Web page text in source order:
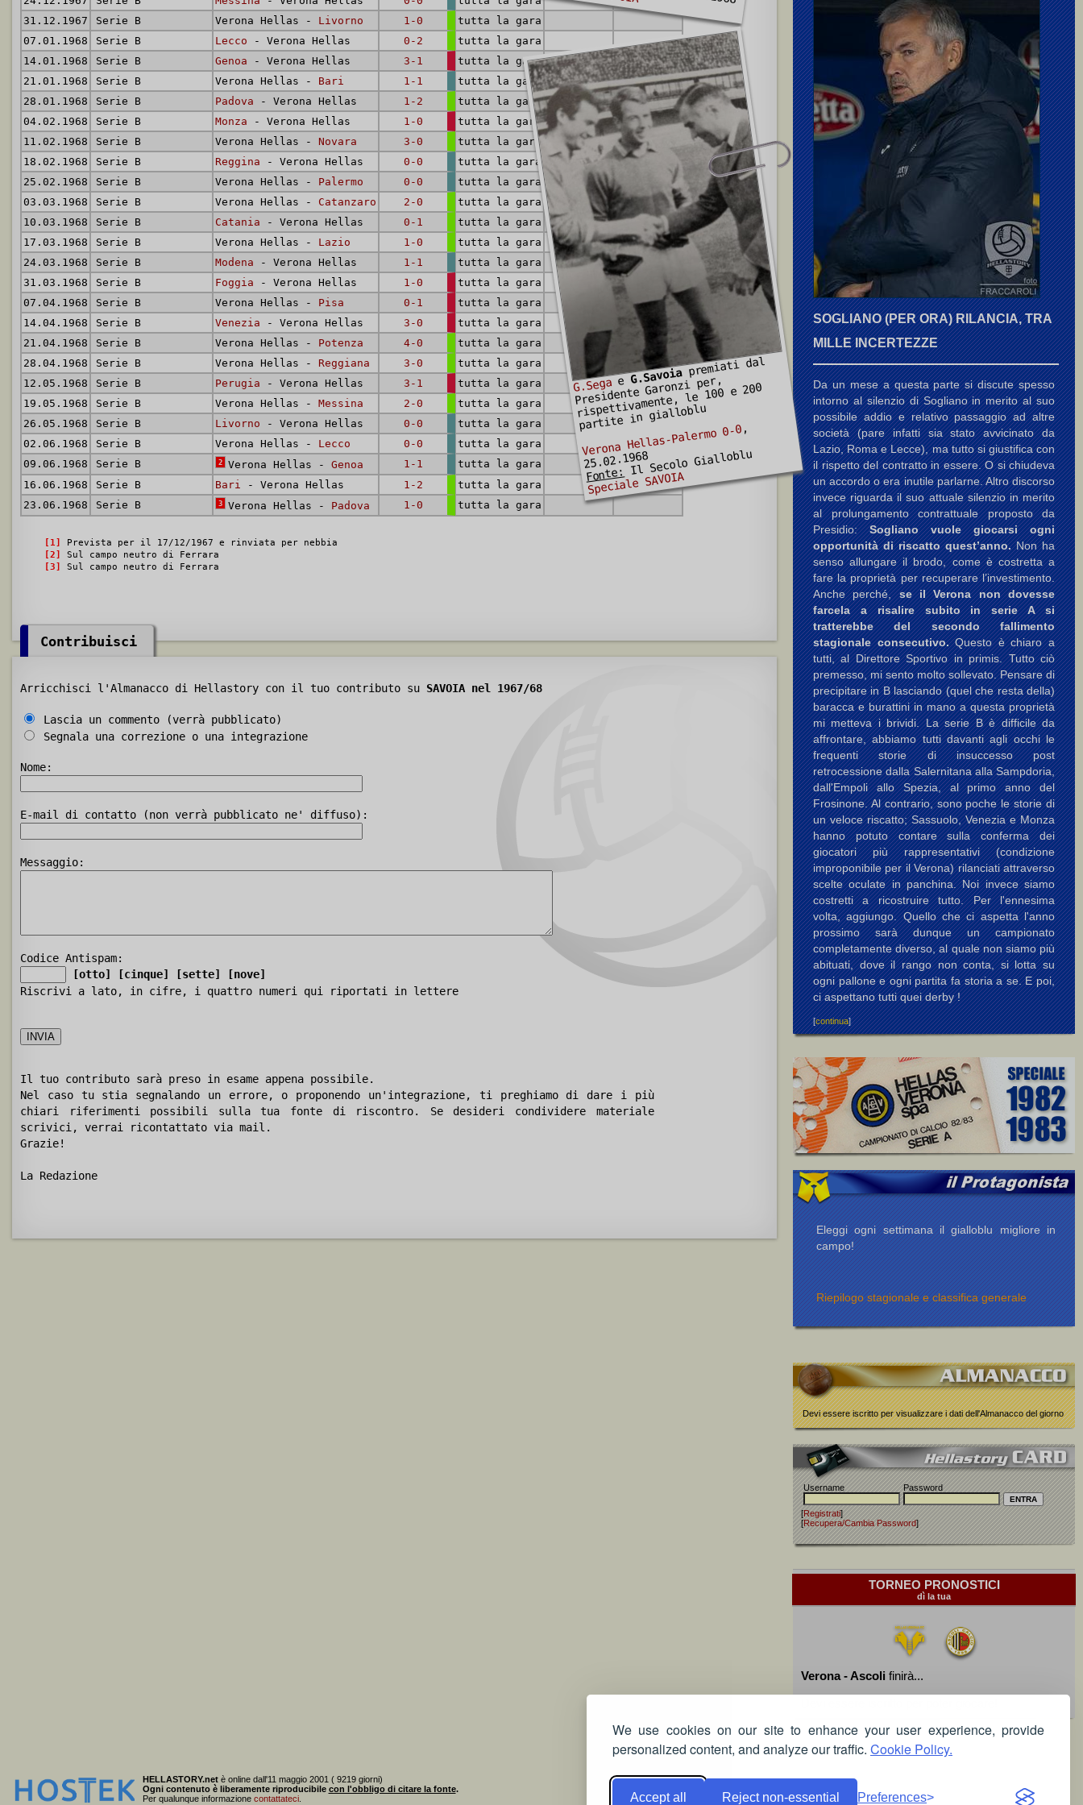
We use cookies on our site to enhance your user experience, provide
personalized content, and analyze our traffic. Cookie Policy.
Accept all Reject non-essential Preferences
G.SegaeG.Savoiapremiati dal
Presidente Garonzi per,
rispettivamente, le 100 e 200
partite in gialloblu
Verona Hellas-Palermo 0-0,
25.02.1968
Fonte:Il Secolo Gialloblu
Speciale SAVOIA
31.12.1967
Serie B Verona Hellas - Livorno 1-0
tutta la gara
07.01.1968
Serie B Lecco - Verona Hellas 0-2
tutta la gara
14.01.1968
Serie B Genoa - Verona Hellas 3-1
tutta la gara
21.01.1968
Serie B Verona Hellas - Bari 1-1
tutta la gara
28.01.1968
Serie B Padova - Verona Hellas 1-2
tutta la gara
04.02.1968
Serie B Monza - Verona Hellas 1-0
tutta la gara
11.02.1968
Serie B Verona Hellas - Novara 3-0
tutta la gara
18.02.1968
Serie B Reggina - Verona Hellas 0-0
tutta la gara
25.02.1968
Serie B Verona Hellas - Palermo 0-0
tutta la gara
03.03.1968
Serie B Verona Hellas - Catanzaro 2-0
tutta la gara
10.03.1968
Serie B Catania - Verona Hellas 0-1
tutta la gara
17.03.1968
Serie B Verona Hellas - Lazio 1-0
tutta la gara
24.03.1968
Serie B Modena - Verona Hellas 1-1
tutta la gara
31.03.1968
Serie B Foggia - Verona Hellas 1-0
tutta la gara
07.04.1968
Serie B Verona Hellas - Pisa 0-1
tutta la gara
14.04.1968
Serie B Venezia - Verona Hellas 3-0
tutta la gara
21.04.1968
Serie B Verona Hellas - Potenza 4-0
tutta la gara
28.04.1968
Serie B Verona Hellas - Reggiana 3-0
tutta la gara
12.05.1968
Serie B Perugia - Verona Hellas 3-1
tutta la gara
19.05.1968
Serie B Verona Hellas - Messina 2-0
tutta la gara
26.05.1968
Serie B Livorno - Verona Hellas 0-0
tutta la gara
02.06.1968
Serie B Verona Hellas - Lecco 0-0
tutta la gara
09.06.1968
Serie B 2 Verona Hellas - Genoa 1-1
tutta la gara
16.06.1968
Serie B Bari - Verona Hellas 1-2
tutta la gara
23.06.1968
Serie B 3 Verona Hellas - Padova 1-0 tutta la gara
[1]
Prevista per il 17/12/1967 e rinviata per nebbia
[2]
Sul campo neutro di Ferrara
[3]
Sul campo neutro di Ferrara
Contribuisci
Arricchisci l'Almanacco di Hellastory con il tuo contributo su SAVOIA nel 1967/68
Lascia un commento (verrà pubblicato)
Segnala una correzione o una integrazione
Nome:
E-mail di contatto (non verrà pubblicato ne' diffuso):
Messaggio:
Codice Antispam:
[otto]
[cinque] [sette]
[nove]
Riscrivi a lato, in cifre, i quattro numeri qui riportati in lettere
Il tuo contributo sarà preso in esame appena possibile.
Nel caso tu stia segnalando un errore, o proponendo un'integrazione, ti preghiamo di dare i più
chiari riferimenti possibili sulla tua fonte di riscontro. Se desideri condividere materiale
scrivici, verrai ricontattato via mail.
Grazie!
La Redazione
SOGLIANO (PER ORA) RILANCIA, TRA
MILLE INCERTEZZE
Da un mese a questa parte si discute spesso
intorno al silenzio di Sogliano in merito al suo
possibile addio e relativo passaggio ad altre
società (pare infatti sia stato avvicinato da
Lazio, Roma e Lecce), ma tutto si giustifica con
il rispetto del contratto in essere. O si chiudeva
un accordo o era inutile parlarne. Altro discorso
invece riguarda il suo attuale silenzio in merito
al prolungamento contrattuale proposto da
Presidio:Sogliano vuole giocarsi ogni
opportunità di riscatto quest’anno.Non ha
senso allungare il brodo, come è costretta a
fare la proprietà per recuperare l’investimento.
Anche perché,se il Verona non dovesse
farcela a risalire subito in serie A si
tratterebbe del secondo fallimento
stagionale consecutivo.Questo è chiaro a
tutti, al Direttore Sportivo in primis. Tutto ciò
premesso, mi sento molto sollevato. Pensare di
precipitare in B lasciando (quel che resta della)
baracca e burattini in mano a questa proprietà
mi metteva i brividi. La serie B è difficile da
affrontare, abbiamo tutti davanti agli occhi le
frequenti storie di insuccesso post
retrocessione dalla Salernitana alla Sampdoria,
dall'Empoli allo Spezia, al primo anno del
Frosinone. Al contrario, sono poche le storie di
un veloce riscatto; Sassuolo, Venezia e Monza
hanno potuto contare sulla conferma dei
giocatori più rappresentativi (condizione
improponibile per il Verona) rilanciati attraverso
scelte oculate in panchina. Noi invece siamo
costretti a ricostruire tutto. Per l'ennesima
volta, aggiungo. Quello che ci aspetta l'anno
prossimo sarà dunque un campionato
completamente diverso, al quale non siamo più
abituati, dove il rango non conta, si lotta su
ogni pallone e ogni partita fa storia a se. E poi,
ci aspettano tutti quei derby !
[continua]
Eleggi ogni settimana il gialloblu migliore in
campo!
Riepilogo stagionale e classifica generale
Devi essere iscritto per visualizzare i dati dell'Almanacco del giorno
Username Password
[Registrati]
[Recupera/Cambia Password]
TORNEO PRONOSTICI
dì la tua
Verona - Ascoli finirà...
HELLASTORY.netè online dall'11 maggio 2001 ( 9219 giorni)
Ogni contenuto è liberamente riproducibile con l'obbligo di citare la fonte.
Per qualunque informazione contattateci.